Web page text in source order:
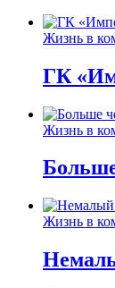
Жизнь в
ГК
Жизнь в
Жизнь в